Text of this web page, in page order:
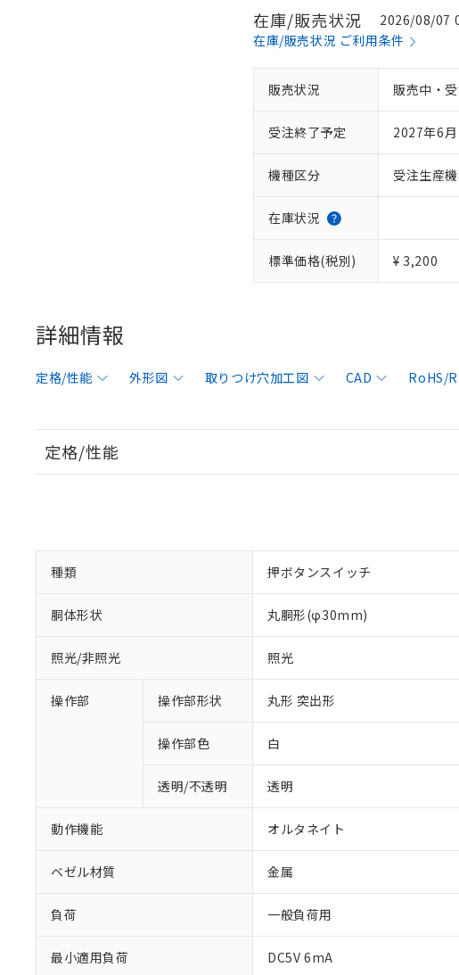
在庫/販売状況
2026/08/07
在庫/販売状況 ご利用条件
販売状況 販売中・
受注終了予定 2027年6月
機種区分 受注生産
在庫状況
標準価格(税別) ¥ 3,200
詳細情報
定格/性能 外形図 取りつけ穴加工図 CAD RoHS/
定格/性能
種類 押ボタンスイッチ
胴体形状 丸胴形(φ30mm)
照光/非照光 照光
操作部 操作部形状 丸形 突出形
操作部色 白
透明/不透明 透明
動作機能 オルタネイト
ベゼル材質 金属
負荷 一般負荷用
最小適用負荷 DC5V 6mA